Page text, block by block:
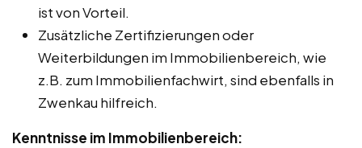
ist von Vorteil.
Zusätzliche Zertifizierungen oder
Weiterbildungen im Immobilienbereich, wie
z.B. zum Immobilienfachwirt, sind ebenfalls in
Zwenkau hilfreich.
Kenntnisse im Immobilienbereich: